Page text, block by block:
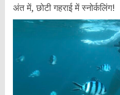
अंत में, छोटी गहराई में स्नोर्कलिंग!